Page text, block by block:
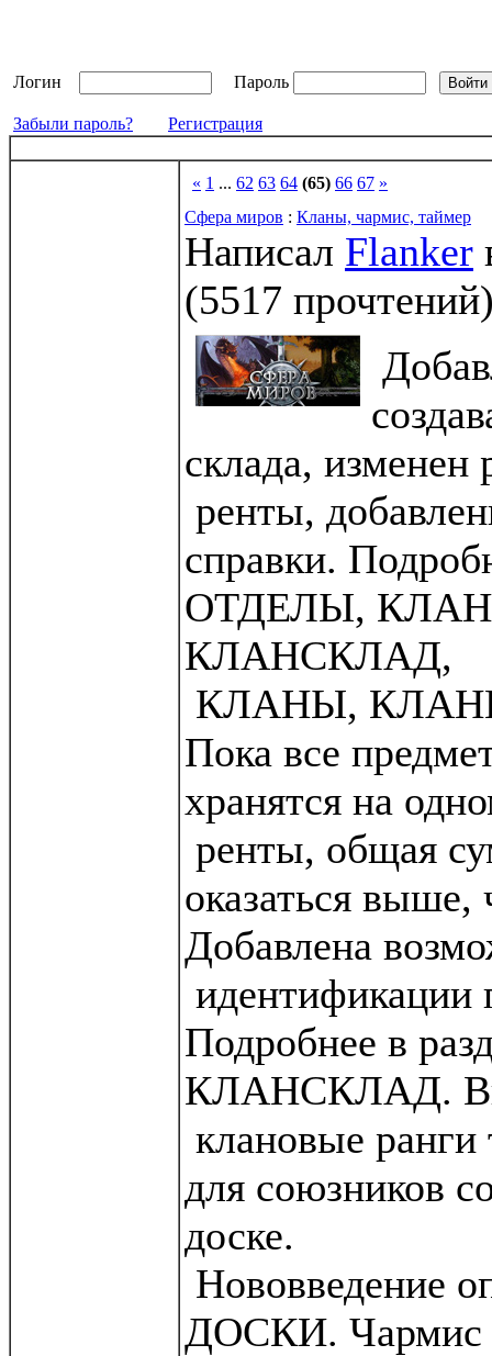
Логин Пароль
Забыли пароль? Регистрация
« 1 ... 62 63 64 (65) 66 67 »
Сфера миров : Кланы, чармис, таймер
Написал Flanker
(5517 прочтений
склада, изменен
ренты,
справки.
ОТДЕЛЫ,
КЛАНСКЛАД,
КЛАНЫ,
Пока все
хранятся на
ренты, общая
оказаться
Добавлена
идентификации
Подробнее в
КЛАНСКЛАД.
клановые ранги
для союзников
доске.
Нововведение
ДОСКИ. Чармис